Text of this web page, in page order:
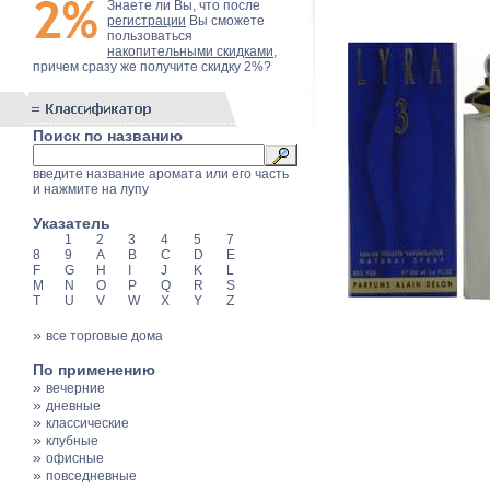
Знаете ли Вы, что после
регистрации Вы сможете
пользоваться
накопительными скидками,
причем сразу же получите скидку 2%?
Поиск по названию
введите название аромата или его часть
и нажмите на лупу
Указатель
1 2 3 4 5
7
8
9 A B C D
E
F
G H J K
L
M
N O P Q R
S
T
U V W X Y Z
» все торговые дома
По применению
» вечерние
» дневные
» классические
» клубные
» офисные
» повседневные